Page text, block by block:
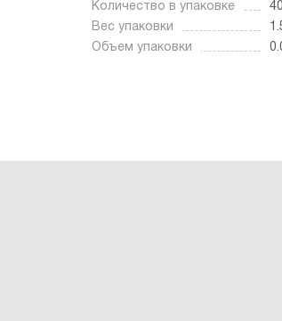
Количество в упаковке
Вес упаковки
Объем упаковки